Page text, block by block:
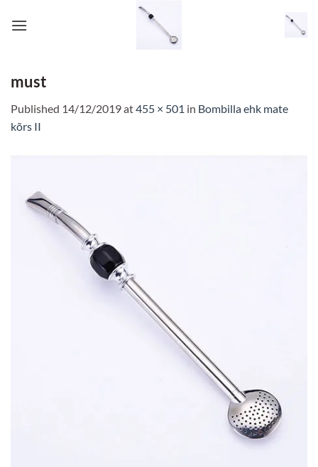
must
Published 14/12/2019at455 × 501 in Bombilla ehk mate
kõrs II